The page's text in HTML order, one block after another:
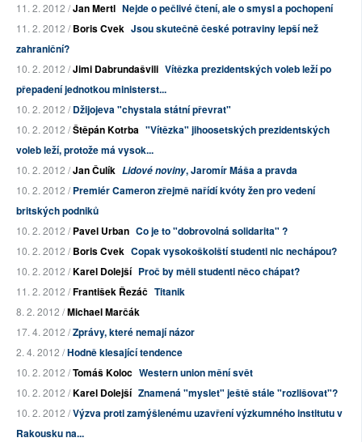
11. 2. 2012 /Jan Mertl Nejde o pečlivé čtení, ale o smysl a pochopení
11. 2. 2012 /Boris Cvek Jsou skutečně české potraviny lepší než
zahraniční?
10. 2. 2012 /Jimi Dabrundašvili Vítězka prezidentských voleb leží po
přepadení jednotkou ministerst...
10. 2. 2012 /Džijojeva "chystala státní převrat"
10. 2. 2012 /Štěpán Kotrba "Vítězka" jihoosetských prezidentských
voleb leží, protože má vysok...
10. 2. 2012 /Jan Čulík Lidové noviny, Jaromír Máša a pravda
10. 2. 2012 /Premiér Cameron zřejmě nařídí kvóty žen pro vedení
britských podniků
10. 2. 2012 /Pavel Urban Co je to "dobrovolná solidarita" ?
10. 2. 2012 /Boris Cvek Copak vysokoškolští studenti nic nechápou?
10. 2. 2012 /Karel Dolejší Proč by měli studenti něco chápat?
11. 2. 2012 /František Řezáč Titanik
8. 2. 2012 /Michael Marčák
17. 4. 2012 /Zprávy, které nemají názor
2. 4. 2012 /Hodně klesající tendence
10. 2. 2012 /Tomáš Koloc Western union mění svět
10. 2. 2012 /Karel Dolejší Znamená "myslet" ještě stále "rozlišovat"?
10. 2. 2012 /Výzva proti zamýšlenému uzavření výzkumného institutu v
Rakousku na...